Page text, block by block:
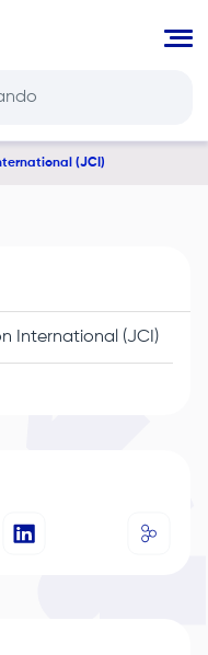
(JCI)
International (JCI)